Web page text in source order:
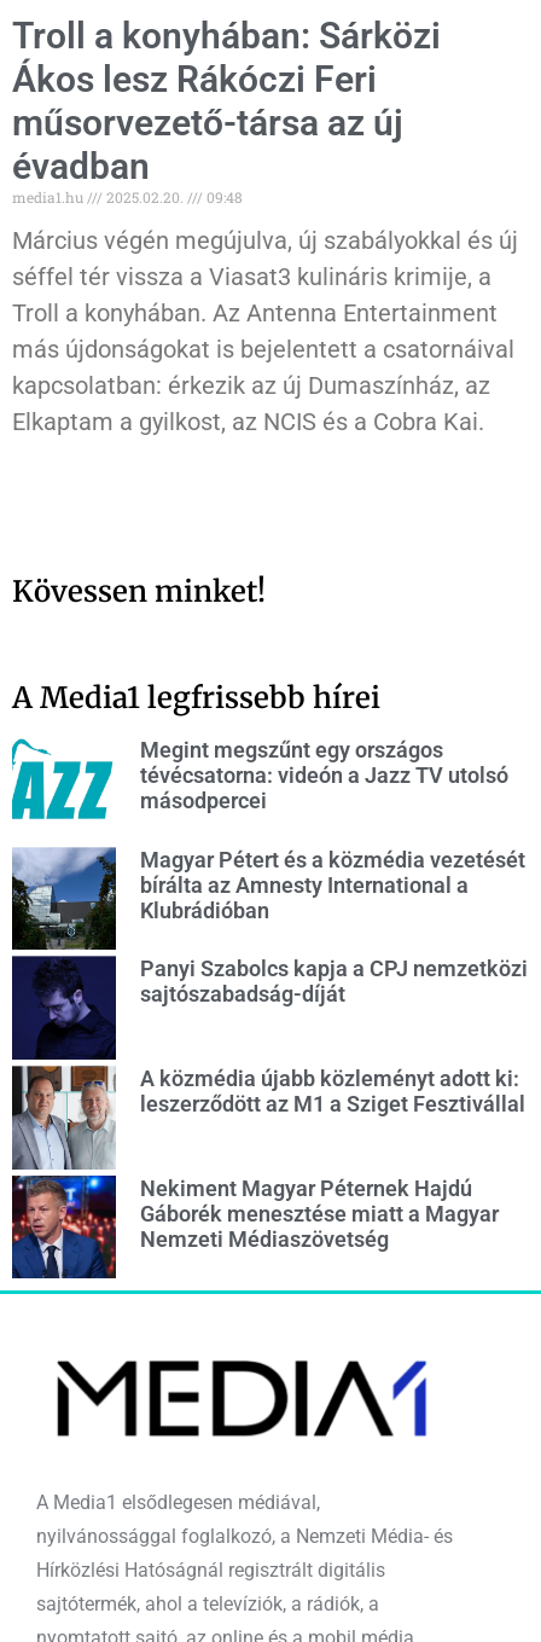
Troll a konyhában: Sárközi
Ákos lesz Rákóczi Feri
műsorvezető-társa az új
évadban
media1.hu 2025.02.20. 09:48
Március végén megújulva, új szabályokkal és új
séffel tér vissza a Viasat3 kulináris krimije, a
Troll a konyhában. Az Antenna Entertainment
más újdonságokat is bejelentett a csatornáival
kapcsolatban: érkezik az új Dumaszínház, az
Elkaptam a gyilkost, az NCIS és a Cobra Kai.
Kövessen minket!
A Media1 legfrissebb hírei
Megint megszűnt egy országos
tévécsatorna: videón a Jazz TV utolsó
másodpercei
Magyar Pétert és a közmédia vezetését
bírálta az Amnesty International a
Klubrádióban
Panyi Szabolcs kapja a CPJ nemzetközi
sajtószabadság-díját
A közmédia újabb közleményt adott ki:
leszerződött az M1 a Sziget Fesztivállal
Nekiment Magyar Péternek Hajdú
Gáborék menesztése miatt a Magyar
Nemzeti Médiaszövetség
A Media1 elsődlegesen médiával,
nyilvánossággal foglalkozó, a Nemzeti Média- és
Hírközlési Hatóságnál regisztrált digitális
sajtótermék, ahol a televíziók, a rádiók, a